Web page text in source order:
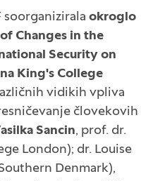
soorganizirala okroglo
Changes in the
Security on
na King's College
vidikih vpliva
človekovih
Sancin, prof. dr.
London); dr. Louise
Denmark),